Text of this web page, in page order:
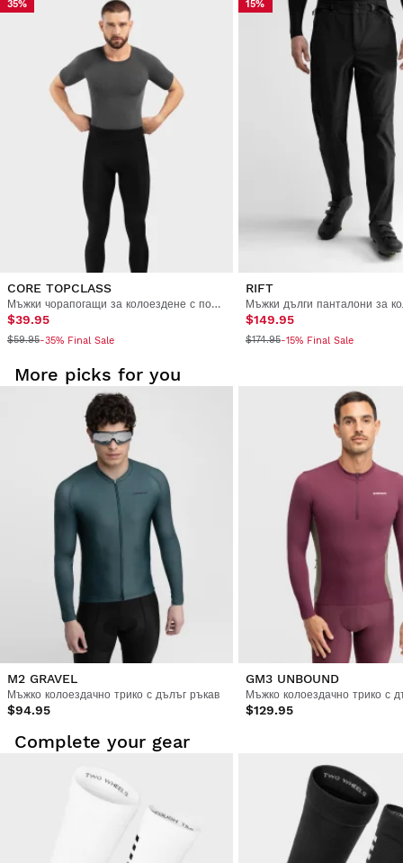
Изпробвайте нашите продукти удобно у дома. Имате 30 дни
от датата на доставка, за да върнете продукта.
От потребителския си акаунт можете лесно и бързо да
върнете продукт от поръчката си.
Възстановете сумата по първоначалния начин на
От $9.95
35%
CORE TOPCLASS
Мъжки чорапогащи за колоездене с подплънки
$39.95
$59.95-35% Final Sale
15%
RIFT
$149.95
$174.95-15% Final Sale
More picks for you
M2 GRAVEL
Мъжко колоездачно трико с дълъг ръкав
$94.95
GM3 UNBOUND
$129.95
Complete your gear